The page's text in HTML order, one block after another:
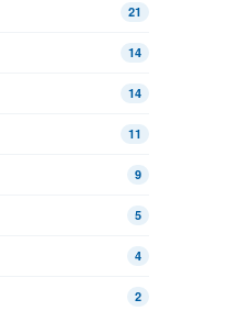
21
14
14
11
9
5
4
2